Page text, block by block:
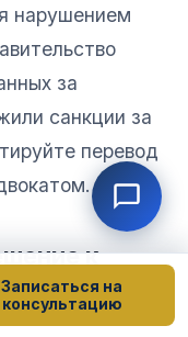
нарушением
за
санкции за
перевод
к
Записаться на
консультацию